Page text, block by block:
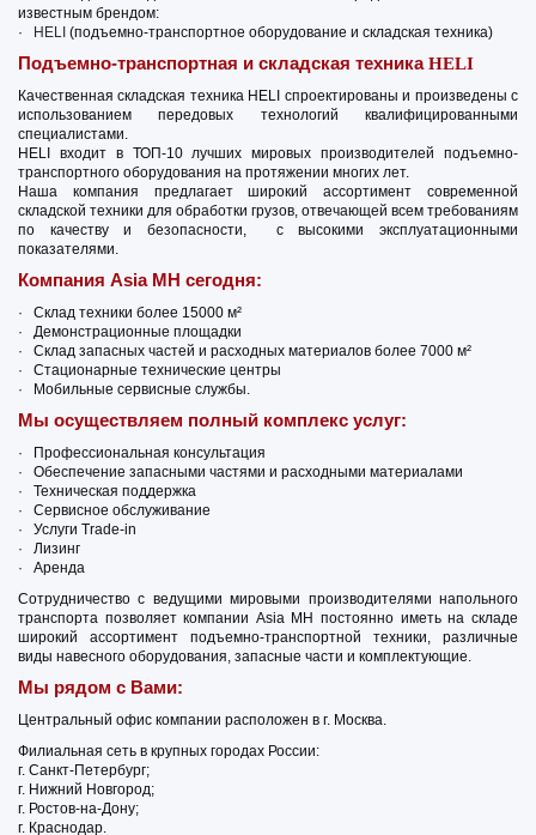
известным брендом:
·
HELI (подъемно-транспортное оборудование и складская техника)
Подъемно-транспортная и складская техникаHELI
Качественная складская техника HELI спроектированы и произведены с
использованием передовых технологий квалифицированными
специалистами.
HELI входит в ТОП-10 лучших мировых производителей подъемно-
транспортного оборудования на протяжении многих лет.
Наша компания предлагает широкий ассортимент современной
складской техники для обработки грузов, отвечающей всем требованиям
по качеству и безопасности, с высокими эксплуатационными
показателями.
Компания Asia MH сегодня:
· Склад техники более 15000 м²
· Демонстрационные площадки
· Склад запасных частей и расходных материалов более 7000 м²
· Стационарные технические центры
· Мобильные сервисные службы.
Мы осуществляем полный комплекс услуг:
· Профессиональная консультация
· Обеспечение запасными частями и расходными материалами
· Техническая поддержка
· Сервисное обслуживание
· Услуги Trade-in
· Лизинг
· Аренда
Сотрудничество с ведущими мировыми производителями напольного
транспорта позволяет компании Asia MH постоянно иметь на складе
широкий ассортимент подъемно-транспортной техники, различные
виды навесного оборудования, запасные части и комплектующие.
Мы рядом с Вами:
Центральный офис компании расположен в г. Москва.
Филиальная сеть в крупных городах России:
г. Санкт-Петербург;
г. Нижний Новгород;
г. Ростов-на-Дону;
г. Краснодар.